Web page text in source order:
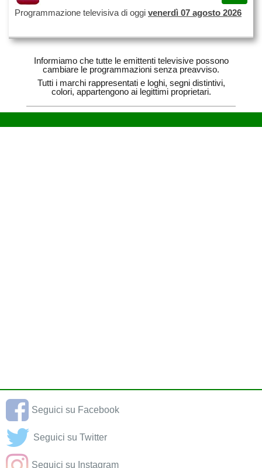
Programmazione televisiva di oggi venerdì 07 agosto 2026
Informiamo che tutte le emittenti televisive possono
cambiare le programmazioni senza preavviso.
Tutti i marchi rappresentati e loghi, segni distintivi,
colori, appartengono ai legittimi proprietari.
Seguici su Facebook
Seguici su Twitter
Seguici su Instagram